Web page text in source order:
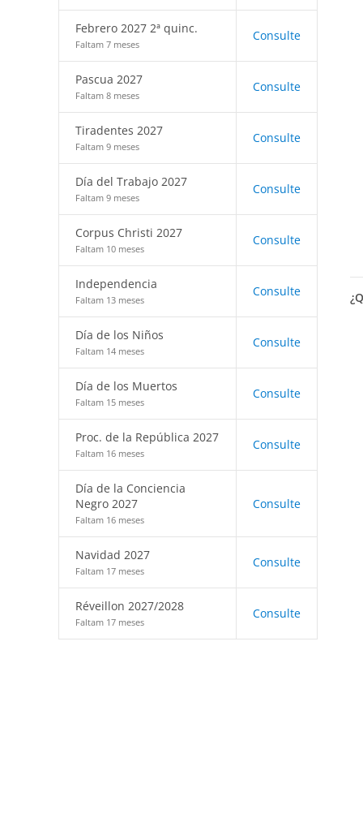
Febrero 2027 2ª quinc.
Faltam 7 meses
Consulte
Pascua 2027
Faltam 8 meses
Consulte
Tiradentes 2027
Faltam 9 meses
Consulte
Día del Trabajo 2027
Faltam 9 meses
Consulte
Corpus Christi 2027
Faltam 10 meses
Consulte
Independencia
Faltam 13 meses
Consulte
Día de los Niños
Faltam 14 meses
Consulte
Día de los Muertos
Faltam 15 meses
Consulte
Proc. de la República 2027
Faltam 16 meses
Consulte
Día de la Conciencia
Negro 2027
Faltam 16 meses
Consulte
Navidad 2027
Faltam 17 meses
Consulte
Réveillon 2027/2028
Faltam 17 meses
Consulte